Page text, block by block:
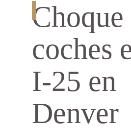
Choque
coches
I-25 en
Denver